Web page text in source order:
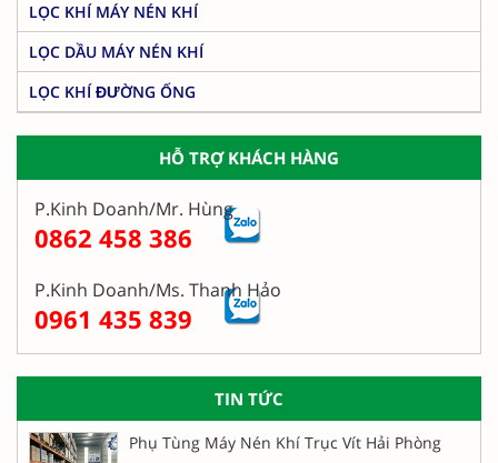
LỌC KHÍ MÁY NÉN KHÍ
LỌC DẦU MÁY NÉN KHÍ
LỌC KHÍ ĐƯỜNG ỐNG
HỖ TRỢ KHÁCH HÀNG
P.Kinh Doanh/Mr. Hùng
0862 458 386
P.Kinh Doanh/Ms. Thanh Hảo
0961 435 839
TIN TỨC
Phụ Tùng Máy Nén Khí Trục Vít Hải Phòng